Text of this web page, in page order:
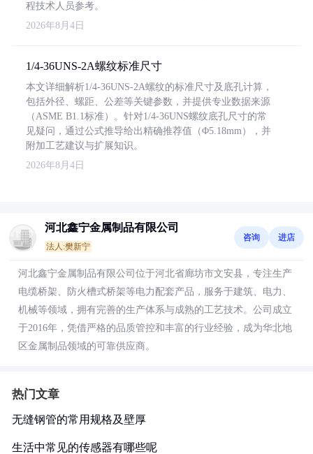
程技术人员参考。
2026年8月4日
1/4-36UNS-2A螺纹标准尺寸
本文详细解析1/4-36UNS-2A螺纹的标准尺寸及底孔计算，
包括外径、螺距、公差等关键参数，并提供专业数据来源
（ASME B1.1标准）。针对1/4-36UNS螺纹底孔尺寸的常
见疑问，通过公式推导给出精确推荐值（Φ5.18mm），并
附加工艺建议与扩展知识。
2026年8月4日
河北鑫宁金属制品有限公司
法人:樊新宁
咨询 进店
河北鑫宁金属制品有限公司位于河北省廊坊市文安县，专注生产
电缆桥架、防火槽式桥架等电力配套产品，服务于建筑、电力、
机械等领域，拥有完善的生产体系与成熟的工艺技术。公司成立
于2016年，凭借严格的品质管控和丰富的行业经验，成为华北地
区金属制品领域的可靠供应商。
热门文章
无缝钢管的常用规格及壁厚
生活中常见的传感器有哪些呢